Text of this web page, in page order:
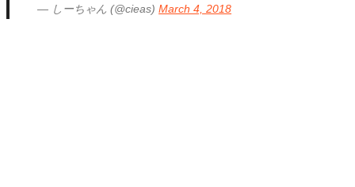
— しーちゃん (@cieas)March 4, 2018